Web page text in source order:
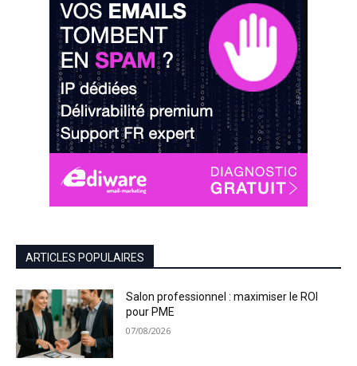
ARTICLES POPULAIRES
Salon professionnel : maximiser le ROI
pour PME
07/08/2026